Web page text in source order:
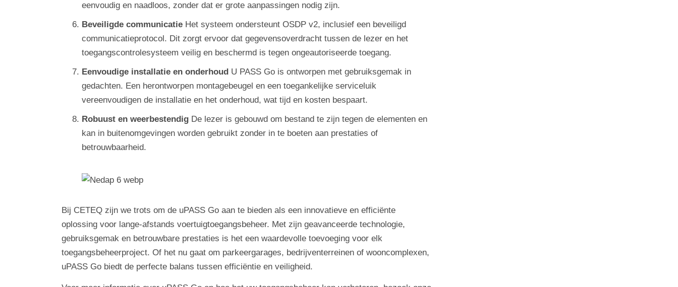
eenvoudig en naadloos, zonder dat er grote aanpassingen nodig zijn.
Beveiligde communicatie Het systeem ondersteunt OSDP v2, inclusief een beveiligd
communicatieprotocol. Dit zorgt ervoor dat gegevensoverdracht tussen de lezer en het
toegangscontrolesysteem veilig en beschermd is tegen ongeautoriseerde toegang.
Eenvoudige installatie en onderhoud U PASS Go is ontworpen met gebruiksgemak in
gedachten. Een herontworpen montagebeugel en een toegankelijke serviceluik
vereenvoudigen de installatie en het onderhoud, wat tijd en kosten bespaart.
Robuust en weerbestendig De lezer is gebouwd om bestand te zijn tegen de elementen en
kan in buitenomgevingen worden gebruikt zonder in te boeten aan prestaties of
betrouwbaarheid.
Bij CETEQ zijn we trots om de uPASS Go aan te bieden als een innovatieve en efficiënte
oplossing voor lange-afstands voertuigtoegangsbeheer. Met zijn geavanceerde technologie,
gebruiksgemak en betrouwbare prestaties is het een waardevolle toevoeging voor elk
toegangsbeheerproject. Of het nu gaat om parkeergarages, bedrijventerreinen of wooncomplexen,
uPASS Go biedt de perfecte balans tussen efficiëntie en veiligheid.